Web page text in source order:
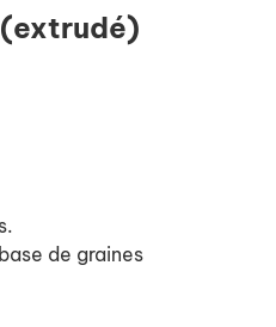
de graines